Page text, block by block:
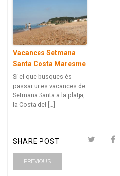
Vacances Setmana
Santa Costa Maresme
Si el que busques és
passar unes vacances de
Setmana Santa a la platja,
la Costa del […]
SHARE POST
PREVIOUS